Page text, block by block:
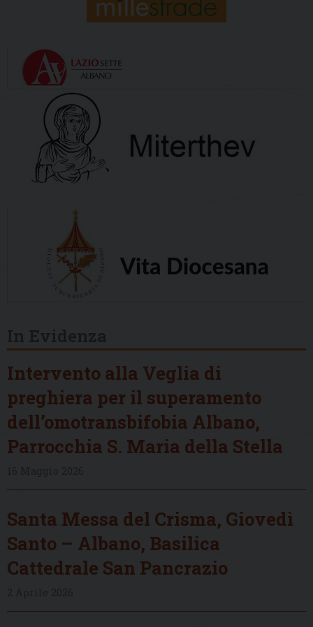
Intervento alla Veglia di
preghiera per il superamento
dell’omotransbifobia Albano,
Parrocchia S. Maria della Stella
Santa Messa del Crisma, Giovedì
Santo – Albano, Basilica
Cattedrale San Pancrazio